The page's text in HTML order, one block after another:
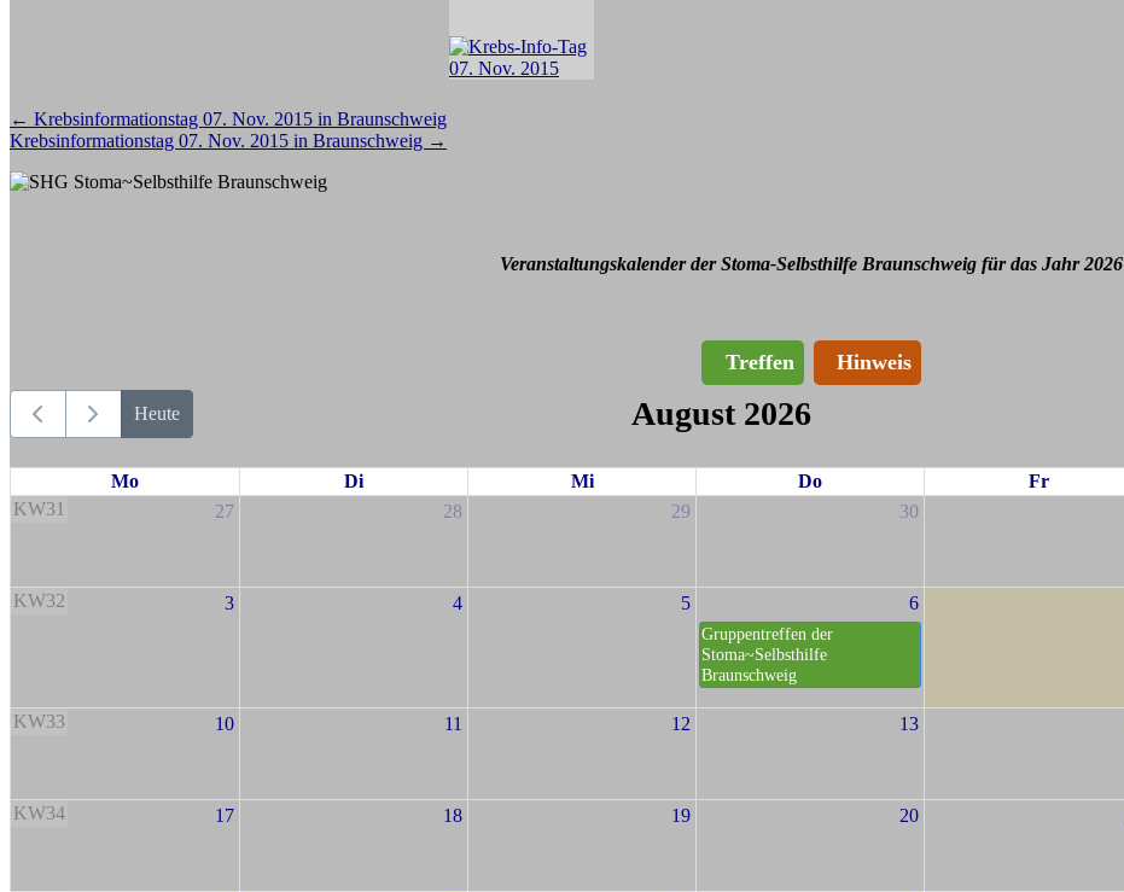
Beitragsnavigation
← Krebsinformationstag 07. Nov. 2015 in Braunschweig
Krebsinformationstag 07. Nov. 2015 in Braunschweig →
Veranstaltungskalender der Stoma-Selbsthilfe Braunschweig für das Jahr 2026
Treffen Hinweis
Heute August 2026
Mo Di Mi Do Fr
KW31
27 28 29 30
KW32 3 4 5 6
Gruppentreffen der
Stoma~Selbsthilfe
Braunschweig
KW33 10 11 12 13
KW34 17 18 19 20